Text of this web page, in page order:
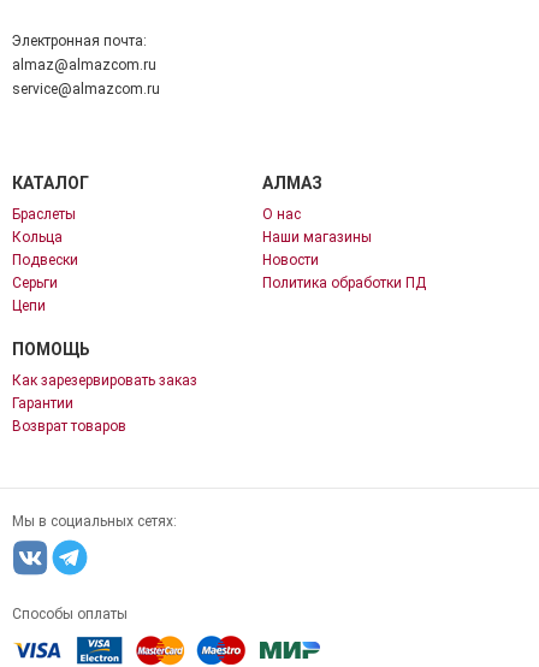
Электронная почта:
almaz@almazcom.ru
service@almazcom.ru
КАТАЛОГ
Браслеты
Кольца
Подвески
Серьги
Цепи
АЛМАЗ
О нас
Наши магазины
Новости
Политика обработки ПД
ПОМОЩЬ
Как зарезервировать заказ
Гарантии
Возврат товаров
Мы в социальных сетях:
Способы оплаты